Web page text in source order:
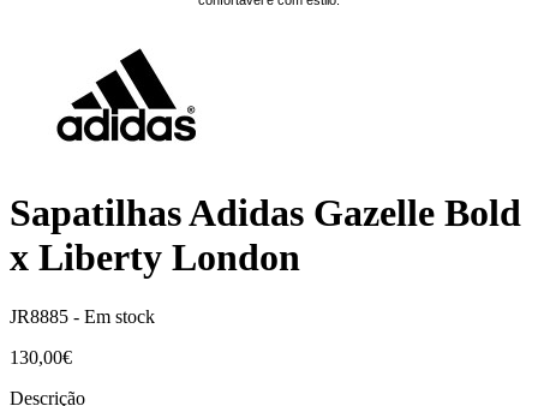
Sapatilhas Adidas Gazelle Bold
x Liberty London
JR8885 - Em stock
130,00€
Descrição